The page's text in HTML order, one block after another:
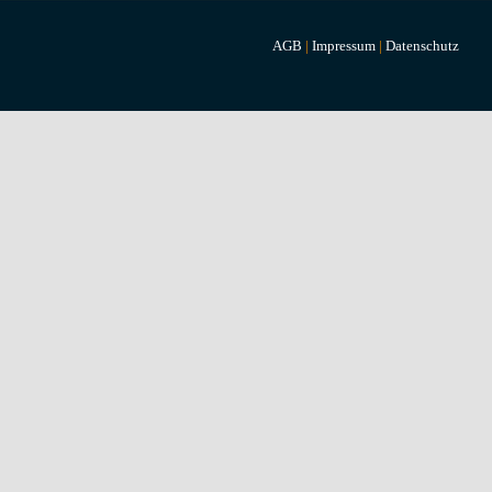
AGB | Impressum | Datenschutz